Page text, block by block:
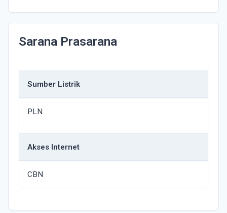
Sarana Prasarana
Sumber Listrik
PLN
Akses Internet
CBN